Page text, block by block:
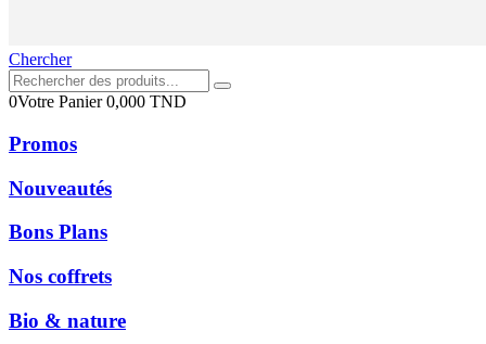
Chercher
0Votre Panier0,000 TND
Promos
Nouveautés
Bons Plans
Nos coffrets
Bio & nature